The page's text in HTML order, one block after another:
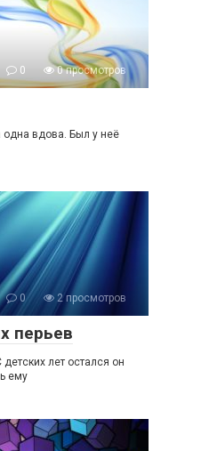
0
0 просмотров
одна вдова. Был у неё
0
2 просмотров
перьев
лет остался он
ему